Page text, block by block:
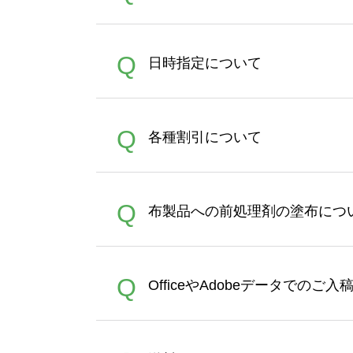
A
ン作成のお手伝いをすること
合は、デザインツールをご利
Q 日時指定について
A
者にご連絡いただき調整をお
Q 各種割引について
A
ポイントとして付与され、次
文時からご利用頂けます。ポ
れば、ランクにカウントがさ
Q 布製品への前処理剤の塗布につ
A
イト以外）のプリントは、濃
品をお届けするため、処理剤
Q OfficeやAdobeデータでのご入